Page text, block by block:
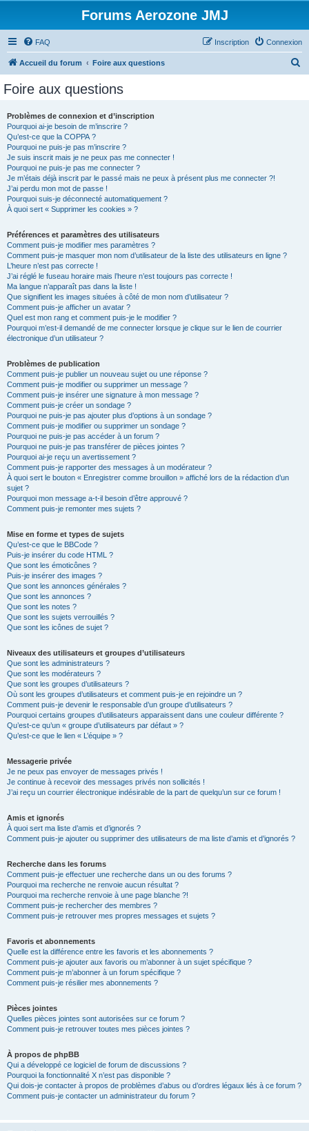
Forums Aerozone JMJ
FAQ Connexion
Inscription
Accueil du forum Foire aux questions
Foire aux questions
Problèmes de connexion et d’inscription
Pourquoi ai-je besoin de m’inscrire ?
Qu’est-ce que la COPPA ?
Pourquoi ne puis-je pas m’inscrire ?
Je suis inscrit mais je ne peux pas me connecter !
Pourquoi ne puis-je pas me connecter ?
Je m’étais déjà inscrit par le passé mais ne peux à présent plus me connecter ?!
J’ai perdu mon mot de passe !
Pourquoi suis-je déconnecté automatiquement ?
À quoi sert « Supprimer les cookies » ?
Préférences et paramètres des utilisateurs
Comment puis-je modifier mes paramètres ?
Comment puis-je masquer mon nom d’utilisateur de la liste des utilisateurs en ligne ?
L’heure n’est pas correcte !
J’ai réglé le fuseau horaire mais l’heure n’est toujours pas correcte !
Ma langue n’apparaît pas dans la liste !
Que signifient les images situées à côté de mon nom d’utilisateur ?
Comment puis-je afficher un avatar ?
Quel est mon rang et comment puis-je le modifier ?
Pourquoi m’est-il demandé de me connecter lorsque je clique sur le lien de courrier
électronique d’un utilisateur ?
Problèmes de publication
Comment puis-je publier un nouveau sujet ou une réponse ?
Comment puis-je modifier ou supprimer un message ?
Comment puis-je insérer une signature à mon message ?
Comment puis-je créer un sondage ?
Pourquoi ne puis-je pas ajouter plus d’options à un sondage ?
Comment puis-je modifier ou supprimer un sondage ?
Pourquoi ne puis-je pas accéder à un forum ?
Pourquoi ne puis-je pas transférer de pièces jointes ?
Pourquoi ai-je reçu un avertissement ?
Comment puis-je rapporter des messages à un modérateur ?
À quoi sert le bouton « Enregistrer comme brouillon » affiché lors de la rédaction d’un
sujet ?
Pourquoi mon message a-t-il besoin d’être approuvé ?
Comment puis-je remonter mes sujets ?
Mise en forme et types de sujets
Qu’est-ce que le BBCode ?
Puis-je insérer du code HTML ?
Que sont les émoticônes ?
Puis-je insérer des images ?
Que sont les annonces générales ?
Que sont les annonces ?
Que sont les notes ?
Que sont les sujets verrouillés ?
Que sont les icônes de sujet ?
Niveaux des utilisateurs et groupes d’utilisateurs
Que sont les administrateurs ?
Que sont les modérateurs ?
Que sont les groupes d’utilisateurs ?
Où sont les groupes d’utilisateurs et comment puis-je en rejoindre un ?
Comment puis-je devenir le responsable d’un groupe d’utilisateurs ?
Pourquoi certains groupes d’utilisateurs apparaissent dans une couleur différente ?
Qu’est-ce qu’un « groupe d’utilisateurs par défaut » ?
Qu’est-ce que le lien « L’équipe » ?
Messagerie privée
Je ne peux pas envoyer de messages privés !
Je continue à recevoir des messages privés non sollicités !
J’ai reçu un courrier électronique indésirable de la part de quelqu’un sur ce forum !
Amis et ignorés
À quoi sert ma liste d’amis et d’ignorés ?
Comment puis-je ajouter ou supprimer des utilisateurs de ma liste d’amis et d’ignorés ?
Recherche dans les forums
Comment puis-je effectuer une recherche dans un ou des forums ?
Pourquoi ma recherche ne renvoie aucun résultat ?
Pourquoi ma recherche renvoie à une page blanche ?!
Comment puis-je rechercher des membres ?
Comment puis-je retrouver mes propres messages et sujets ?
Favoris et abonnements
Quelle est la différence entre les favoris et les abonnements ?
Comment puis-je ajouter aux favoris ou m’abonner à un sujet spécifique ?
Comment puis-je m’abonner à un forum spécifique ?
Comment puis-je résilier mes abonnements ?
Pièces jointes
Quelles pièces jointes sont autorisées sur ce forum ?
Comment puis-je retrouver toutes mes pièces jointes ?
À propos de phpBB
Qui a développé ce logiciel de forum de discussions ?
Pourquoi la fonctionnalité X n’est pas disponible ?
Qui dois-je contacter à propos de problèmes d’abus ou d’ordres légaux liés à ce forum ?
Comment puis-je contacter un administrateur du forum ?